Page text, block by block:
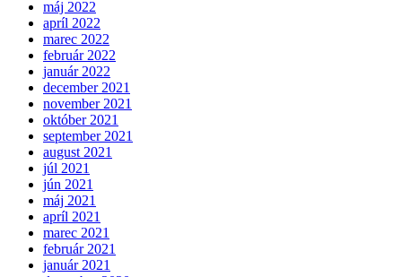
máj 2022
apríl 2022
marec 2022
február 2022
január 2022
december 2021
november 2021
október 2021
september 2021
august 2021
júl 2021
jún 2021
máj 2021
apríl 2021
marec 2021
február 2021
január 2021